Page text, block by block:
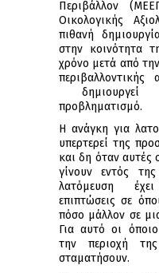
Περιβάλλον
Οικολογικής
πιθανή
στην κοινότητα
χρόνο μετά από
δημιουργεί
προβληματισμό.
Η ανάγκη για
υπερτερεί της
και δη όταν αυτές
γίνουν εντός
λατόμευση
επιπτώσεις σε
πόσο μάλλον σε
Για αυτό οι
την περιοχή
σταματήσουν.